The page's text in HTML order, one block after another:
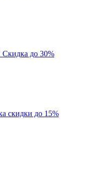
до 30%
скидки до 15%